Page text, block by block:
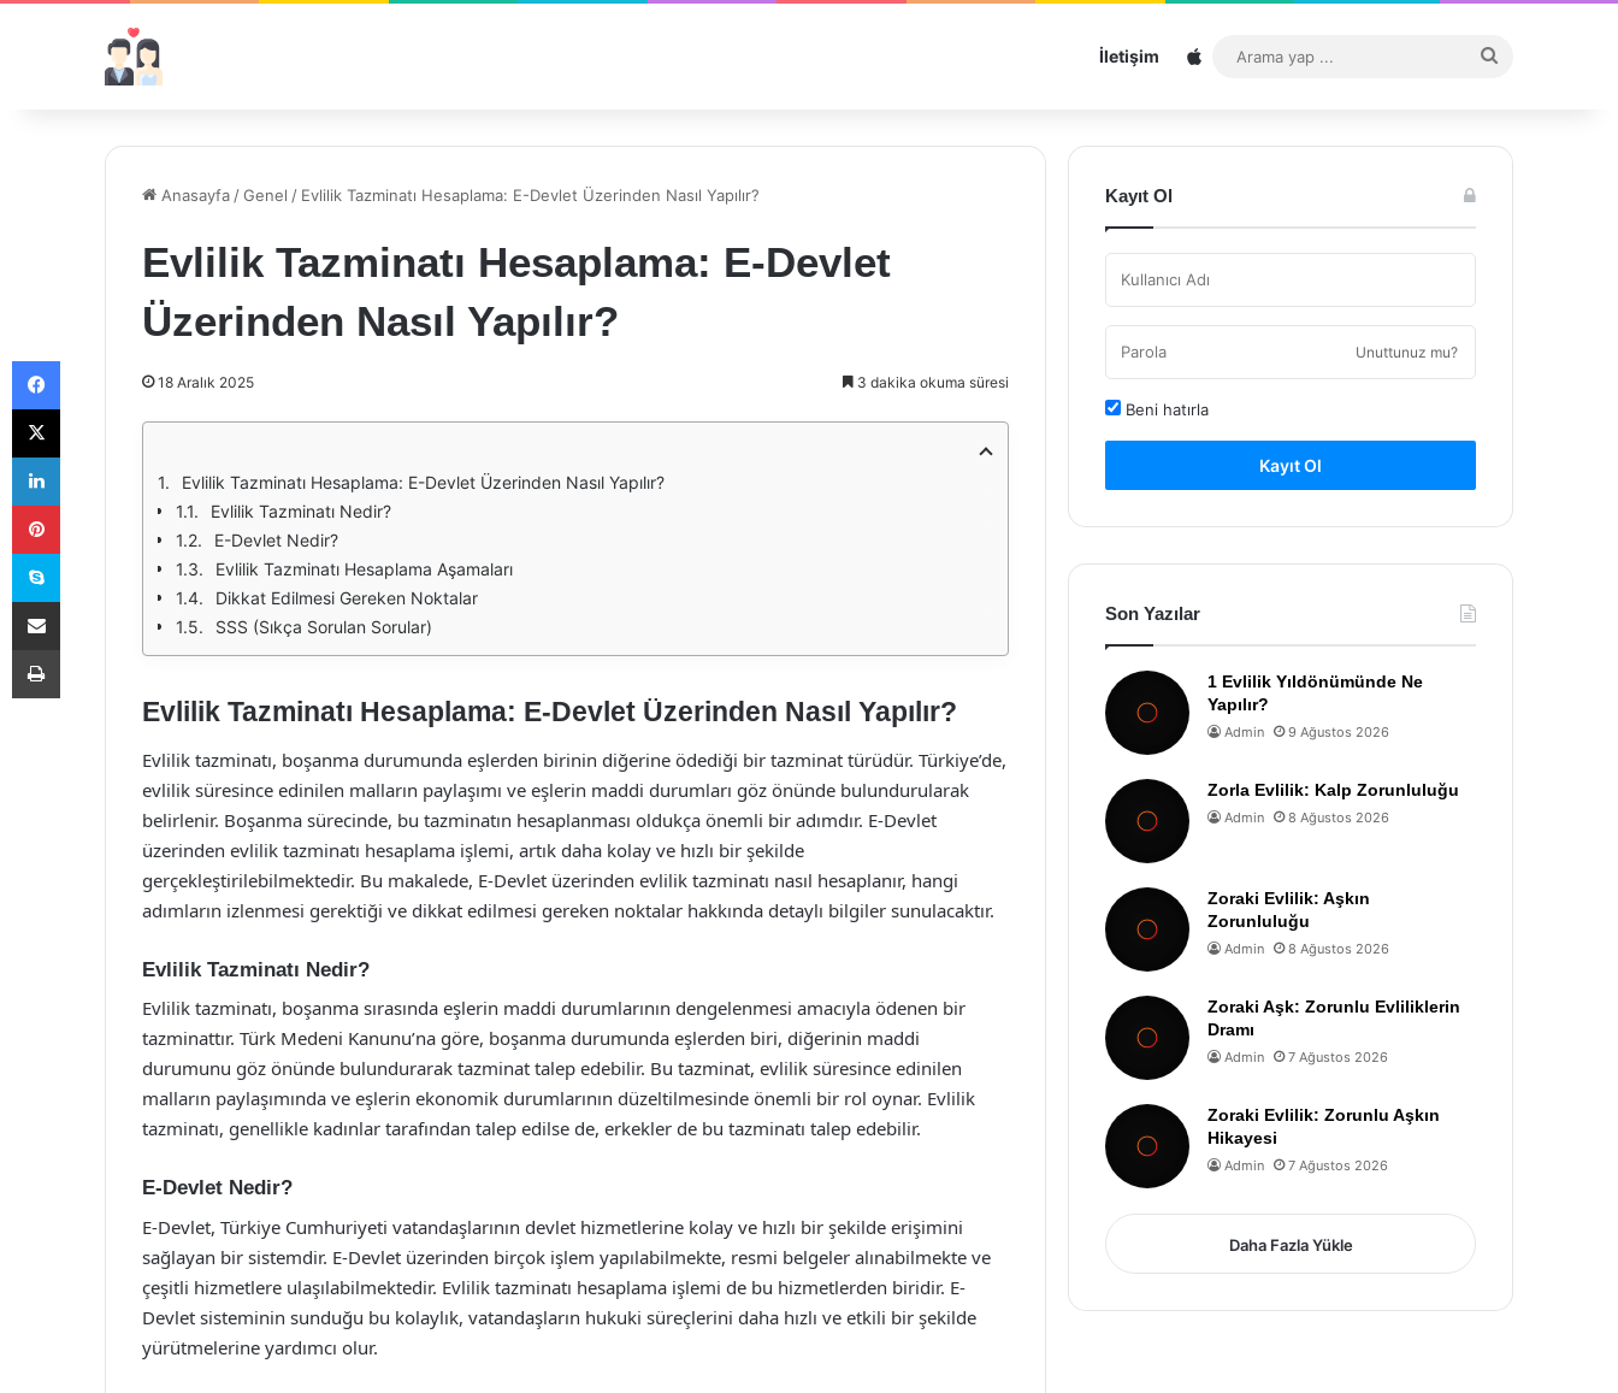
İletişim Sitemap
...
Anasayfa /Genel / Evlilik Tazminatı Hesaplama: E-Devlet Üzerinden Nasıl Yapılır?
Evlilik Tazminatı Hesaplama: E-Devlet
Üzerinden Nasıl Yapılır?
18 Aralık 2025 3 dakika okuma süresi
Evlilik Tazminatı Hesaplama: E-Devlet Üzerinden Nasıl Yapılır?
Evlilik Tazminatı Nedir?
E-Devlet Nedir?
Evlilik Tazminatı Hesaplama Aşamaları
Dikkat Edilmesi Gereken Noktalar
SSS (Sıkça Sorulan Sorular)
Evlilik Tazminatı Hesaplama: E-Devlet Üzerinden Nasıl Yapılır?
Evlilik tazminatı, boşanma durumunda eşlerden birinin diğerine ödediği bir tazminat türüdür. Türkiye’de,
evlilik süresince edinilen malların paylaşımı ve eşlerin maddi durumları göz önünde bulundurularak
belirlenir. Boşanma sürecinde, bu tazminatın hesaplanması oldukça önemli bir adımdır. E-Devlet
üzerinden evlilik tazminatı hesaplama işlemi, artık daha kolay ve hızlı bir şekilde
gerçekleştirilebilmektedir. Bu makalede, E-Devlet üzerinden evlilik tazminatı nasıl hesaplanır, hangi
adımların izlenmesi gerektiği ve dikkat edilmesi gereken noktalar hakkında detaylı bilgiler sunulacaktır.
Evlilik Tazminatı Nedir?
Evlilik tazminatı, boşanma sırasında eşlerin maddi durumlarının dengelenmesi amacıyla ödenen bir
tazminattır. Türk Medeni Kanunu’na göre, boşanma durumunda eşlerden biri, diğerinin maddi
durumunu göz önünde bulundurarak tazminat talep edebilir. Bu tazminat, evlilik süresince edinilen
malların paylaşımında ve eşlerin ekonomik durumlarının düzeltilmesinde önemli bir rol oynar. Evlilik
tazminatı, genellikle kadınlar tarafından talep edilse de, erkekler de bu tazminatı talep edebilir.
E-Devlet Nedir?
E-Devlet, Türkiye Cumhuriyeti vatandaşlarının devlet hizmetlerine kolay ve hızlı bir şekilde erişimini
sağlayan bir sistemdir. E-Devlet üzerinden birçok işlem yapılabilmekte, resmi belgeler alınabilmekte ve
çeşitli hizmetlere ulaşılabilmektedir. Evlilik tazminatı hesaplama işlemi de bu hizmetlerden biridir. E-
Devlet sisteminin sunduğu bu kolaylık, vatandaşların hukuki süreçlerini daha hızlı ve etkili bir şekilde
yürütmelerine yardımcı olur.
Kayıt Ol
Unuttunuz mu?
Beni hatırla
Kayıt Ol
Son Yazılar
1 Evlilik Yıldönümünde Ne
Yapılır?
Admin 9 Ağustos 2026
Zorla Evlilik: Kalp Zorunluluğu
Admin 8 Ağustos 2026
Zoraki Evlilik: Aşkın
Zorunluluğu
Admin 8 Ağustos 2026
Zoraki Aşk: Zorunlu Evliliklerin
Dramı
Admin 7 Ağustos 2026
Zoraki Evlilik: Zorunlu Aşkın
Hikayesi
Admin 7 Ağustos 2026
Daha Fazla Yükle
Facebook
X
LinkedIn
Pinterest
Skype
E-Posta ile paylaş